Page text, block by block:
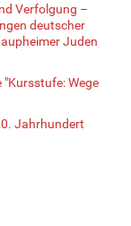
Verfolgung –
deutscher
Juden
Wege
Jahrhundert